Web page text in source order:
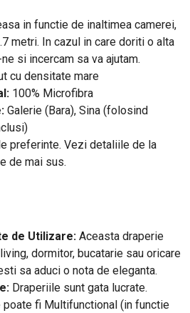
in functie de inaltimea camerei,
metri. In cazul in care doriti o alta
si incercam sa va ajutam.
cu densitate mare
100% Microfibra
Galerie (Bara), Sina (folosind
preferinte. Vezi detaliile de la
de mai sus.
de Utilizare: Aceasta draperie
dormitor, bucatarie sau oricare
sa aduci o nota de eleganta.
Draperiile sunt gata lucrate.
fi Multifunctional (in functie